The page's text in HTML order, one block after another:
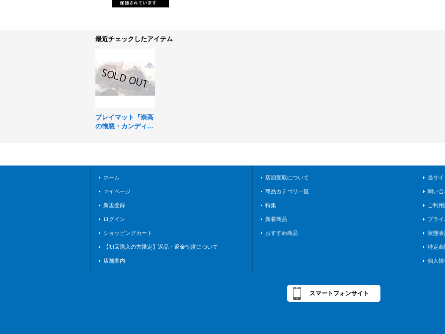
最近チェックしたアイテム
プレイマット『崇高
の憎悪・カンディマ
ホーム
マイページ
新規登録
ログイン
ショッピングカート
【初回購入の方限定】返品・返金制度について
店舗案内
店頭受取について
商品カテゴリ一覧
特集
新着商品
おすすめ商品
当サ
問い合
ご利
プラ
状態表
特定
個人
スマートフォンサイト